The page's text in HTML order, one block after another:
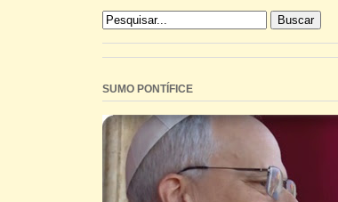
SUMO PONTÍFICE